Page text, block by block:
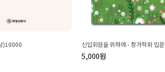
)10000 신입회원을 위하여 - 창가학회 입문
5,000원